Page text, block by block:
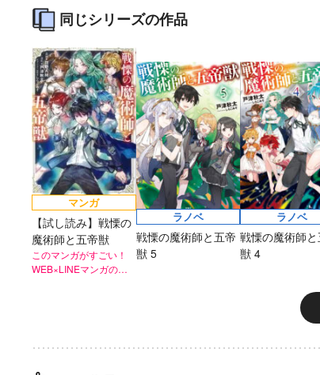
2026年秋、TVアニ
メ『魔法少女育成計
画restart』放送決
定！
太刀掛秀子の名作が
紙で復刊！
同じシリーズの作品
マンガ
【試し読み】戦慄の
魔術師と五帝獣
このマンガがすごい！
WEB×LINEマンガの人
ラノベ
戦慄の魔術師と五帝
獣 5
ラノベ
戦慄の魔術師と
獣 4